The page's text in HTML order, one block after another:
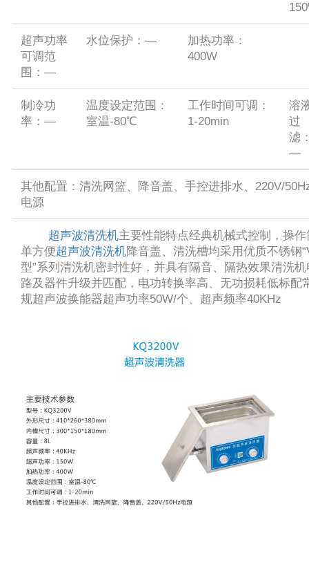
超声功率
可调范
围：—
水位保护：—
加热功率：
400W
制冷功
率：—
温度设定范围：
室温-80℃
工作时间可调：
1-20min
溶
过
滤
—
其他配置：清洗网篮、降音盖、手控进排水、220V/
电源
超声波清洗机主要性能特点经典机械式控制，操作
单方便超声波清洗机降音盖、清洗槽均采用优质不锈钢
型”系列清洗机密封性好，并具有隔音、隔热效果清洗机
路及器件升级并匹配，电功转换率高、无功损耗低标配
规超声波换能器超声功率50W/个、超声频率40KHz